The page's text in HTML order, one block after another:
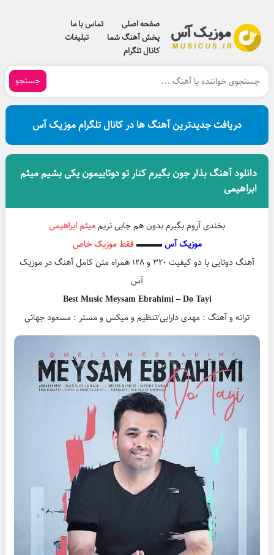
صفحه اصلی
تماس با ما
پخش آهنگ شما
تبلیغات
کانال تلگرام
جستجو
دریافت جدیدترین آهنگ ها در کانال تلگرام موزیک آس
دانلود آهنگ بذار جون بگیرم کنار تو دوتاییمون یکی بشیم میثم
ابراهیمی
بخندی آروم بگیرم بدون هم جایی نریممیثم ابراهیمی
موزیک آس▬▬▬ فقط موزیک خاص
آهنگ دوتایی با دو کیفیت ۳۲۰ و ۱۲۸ همراه متن کامل آهنگ در موزیک
آس
Best Music Meysam Ebrahimi – Do Tayi
ترانه و آهنگ : مهدی دارابی/تنظیم و میکس و مستر : مسعود جهانی